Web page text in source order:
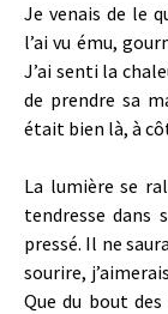
Je venais de le
l’ai vu ému,
J’ai senti la
de prendre sa
était bien là, à
La lumière se
tendresse dans
pressé. Il ne
sourire,
Que du bout